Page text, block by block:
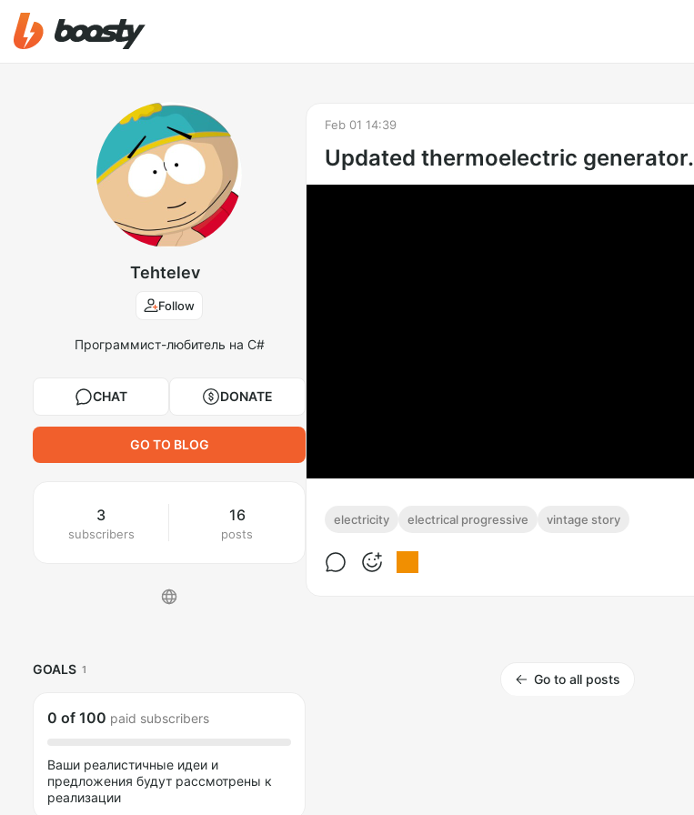
Tehtelev
Follow
Программист-любитель на C#
CHAT DONATE
GO TO BLOG
3
subscribers
16
posts
GOALS 1
0 of 100 paid subscribers
Ваши реалистичные идеи и
предложения будут рассмотрены к
реализации
Feb 01 14:39
Updated thermoelectric generator.
electricity electrical progressive vintage story
Go to all posts